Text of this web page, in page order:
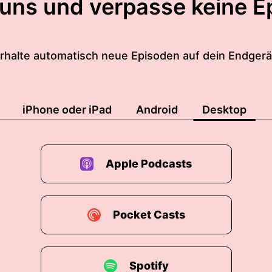
und verpasse keine
automatisch neue Episoden auf dein
iPhone oder iPad Android Desktop
Apple Podcasts
Pocket Casts
Spotify